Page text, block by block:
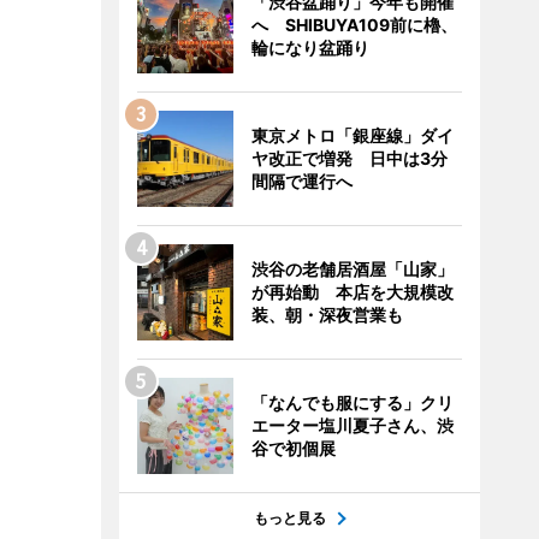
へ SHIBUYA109前に櫓、
輪になり盆踊り
東京メトロ「銀座線」ダイ
ヤ改正で増発 日中は3分
間隔で運行へ
渋谷の老舗居酒屋「山家」
が再始動 本店を大規模改
装、朝・深夜営業も
「なんでも服にする」クリ
エーター塩川夏子さん、渋
谷で初個展
もっと見る